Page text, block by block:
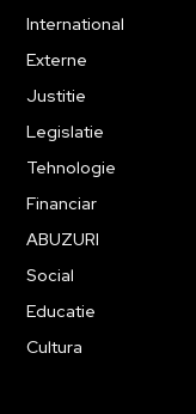
International
Externe
Justitie
Legislatie
Tehnologie
Financiar
ABUZURI
Social
Educatie
Cultura